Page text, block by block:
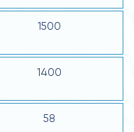
1500
1400
58